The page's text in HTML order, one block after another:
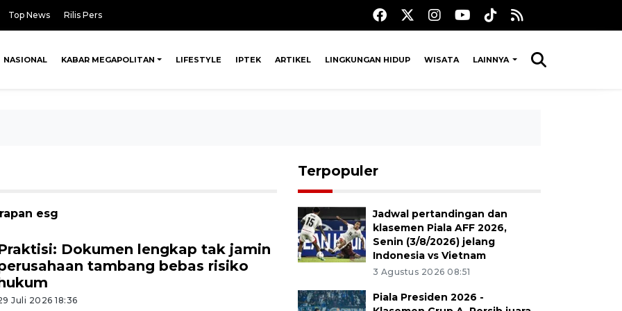
Top News Rilis Pers
NASIONAL KABAR MEGAPOLITAN LIFESTYLE IPTEK ARTIKEL LINGKUNGAN HIDUP WISATA LAINNYA
esg
Dokumen lengkap tak jamin
tambang bebas risiko
Juli 2026 18:36
Terpopuler
Jadwal pertandingan dan
klasemen Piala AFF 2026,
Senin (3/8/2026) jelang
Indonesia vs Vietnam
3 Agustus 2026 08:51
Piala Presiden 2026 -